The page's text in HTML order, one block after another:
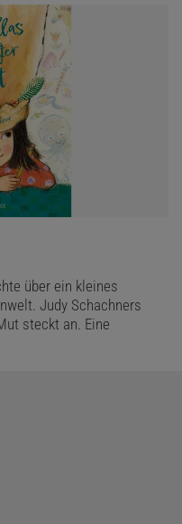
über ein kleines
Judy Schachners
steckt an. Eine